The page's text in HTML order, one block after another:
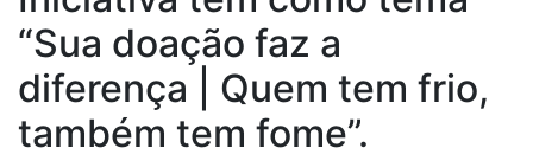
“Sua doação faz a
diferença | Quem tem frio,
também tem fome”.